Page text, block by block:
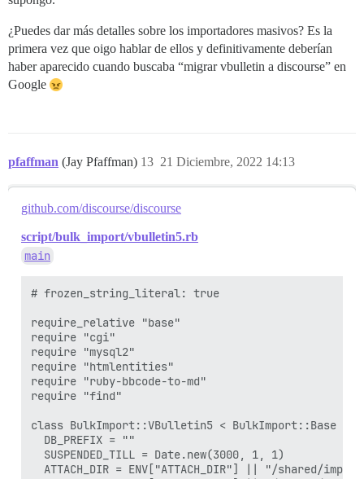
¿Puedes dar más detalles sobre los importadores masivos? Es la
primera vez que oigo hablar de ellos y definitivamente deberían
haber aparecido cuando buscaba “migrar vbulletin a discourse” en
Google
pfaffman (Jay Pfaffman) 21 Diciembre, 2022 14:13
13
github.com/discourse/discourse
script/bulk_import/vbulletin5.rb
main
# frozen_string_literal: true
require_relative "base"
require "cgi"
require "mysql2"
require "htmlentities"
require "ruby-bbcode-to-md"
require "find"
class BulkImport::VBulletin5 < BulkImport::Base
  DB_PREFIX = ""
  SUSPENDED_TILL = Date.new(3000, 1, 1)
ATTACH_DIR = ENV["ATTACH_DIR"] || "/shared/